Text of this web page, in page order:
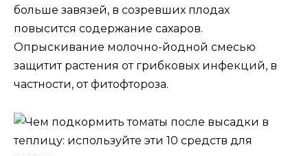
больше завязей, в созревших плодах
повысится содержание сахаров.
Опрыскивание молочно-йодной смесью
защитит растения от грибковых инфекций, в
частности, от фитофтороза.